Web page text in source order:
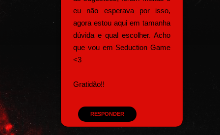
eu não esperava por isso,
agora estou aqui em tamanha
dúvida e qual escolher. Acho
que vou em Seduction Game
<3
Gratidão!!
RESPONDER